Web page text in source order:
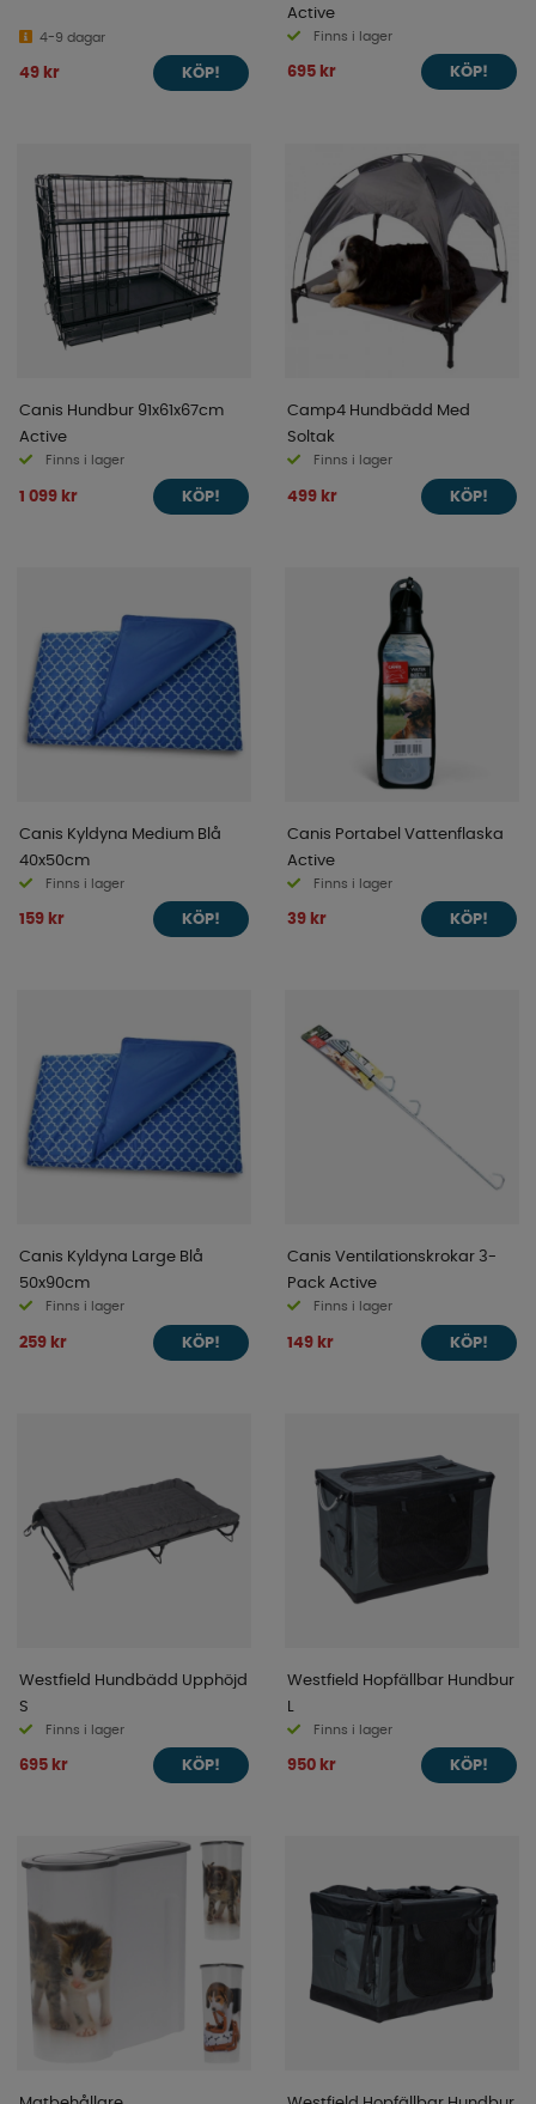
4-9 dagar
49 kr KÖP!
Active
Finns i lager
695 kr KÖP!
Canis Hundbur 91x61x67cm
Active
Finns i lager
1 099 kr KÖP!
Camp4 Hundbädd Med
Soltak
Finns i lager
499 kr KÖP!
Canis Kyldyna Medium Blå
40x50cm
Finns i lager
159 kr KÖP!
Canis Portabel Vattenflaska
Active
Finns i lager
39 kr KÖP!
Canis Kyldyna Large Blå
50x90cm
Finns i lager
259 kr KÖP!
Canis Ventilationskrokar 3-
Pack Active
Finns i lager
149 kr KÖP!
Westfield Hundbädd Upphöjd
S
Finns i lager
695 kr KÖP!
Westfield Hopfällbar Hundbur
L
Finns i lager
950 kr KÖP!